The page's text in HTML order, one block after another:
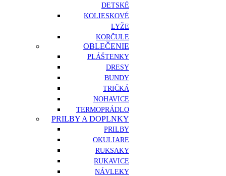
DETSKÉ
KOLIESKOVÉ
LYŽE
KORČULE
OBLEČENIE
PLÁŠTENKY
DRESY
BUNDY
TRIČKÁ
NOHAVICE
TERMOPRÁDLO
PRILBY A DOPLNKY
PRILBY
OKULIARE
RUKSAKY
RUKAVICE
NÁVLEKY